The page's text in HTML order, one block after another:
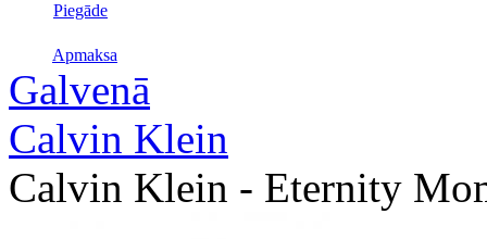
Piegāde
Apmaksa
Galvenā
Calvin Klein
Calvin Klein - Eternity